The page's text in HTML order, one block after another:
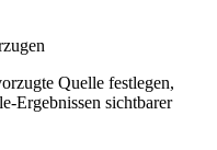
Quelle festlegen,
Ergebnissen sichtbarer